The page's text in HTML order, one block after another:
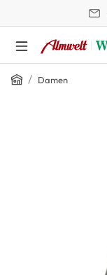
Home
/ Damen
Bildergalerie